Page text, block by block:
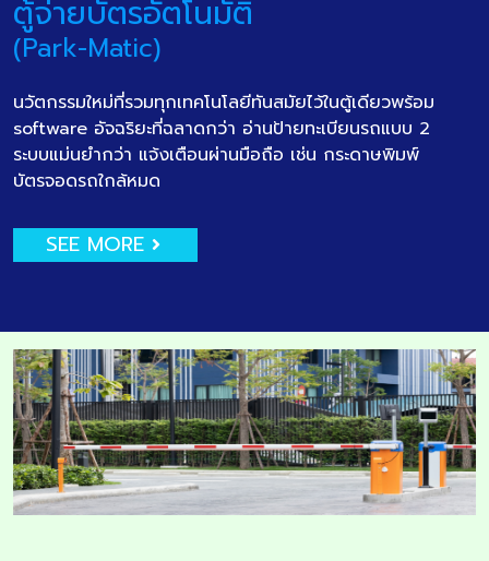
ตู้จ่ายบัตรอัตโนมัติ
(Park-Matic)
นวัตกรรมใหม่ที่รวมทุกเทคโนโลยีทันสมัยไว้ในตู้เดียวพร้อม
software อัจฉริยะที่ฉลาดกว่า อ่านป้ายทะเบียนรถแบบ 2
ระบบแม่นยำกว่า แจ้งเตือนผ่านมือถือ เช่น กระดาษพิมพ์
บัตรจอดรถใกล้หมด
SEE MORE